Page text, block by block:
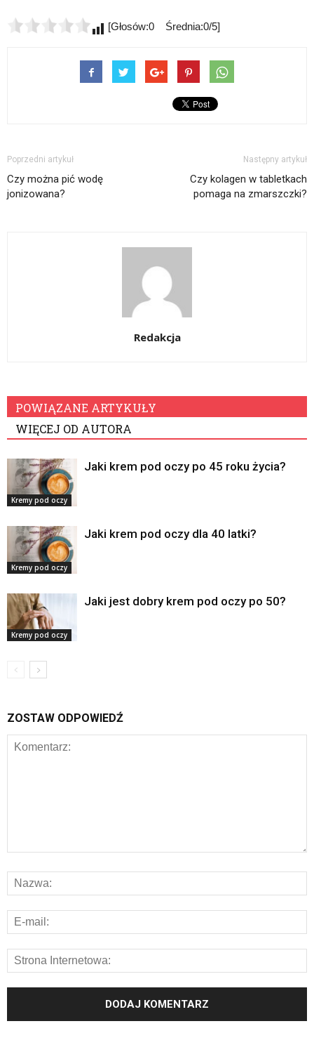
[Głosów:0 Średnia:0/5]
Poprzedni artykuł
Czy można pić wodę
jonizowana?
Następny artykuł
Czy kolagen w tabletkach
pomaga na zmarszczki?
Redakcja
POWIĄZANE ARTYKUŁY
WIĘCEJ OD AUTORA
Kremy pod oczy
Jaki krem pod oczy po 45 roku życia?
Kremy pod oczy
Jaki krem pod oczy dla 40 latki?
Kremy pod oczy
Jaki jest dobry krem pod oczy po 50?
ZOSTAW ODPOWIEDŹ